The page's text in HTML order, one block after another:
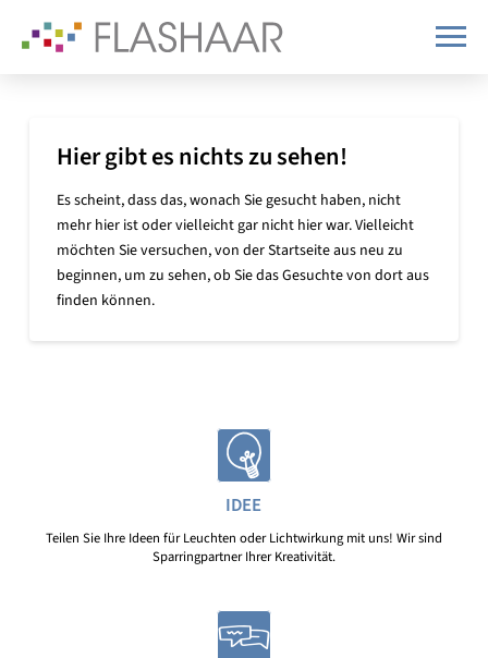
Hier gibt es nichts zu sehen!
Es scheint, dass das, wonach Sie gesucht haben, nicht
mehr hier ist oder vielleicht gar nicht hier war. Vielleicht
möchten Sie versuchen, von der Startseite aus neu zu
beginnen, um zu sehen, ob Sie das Gesuchte von dort aus
finden können.
IDEE
Teilen Sie Ihre Ideen für Leuchten oder Lichtwirkung mit uns! Wir sind
Sparringpartner Ihrer Kreativität.